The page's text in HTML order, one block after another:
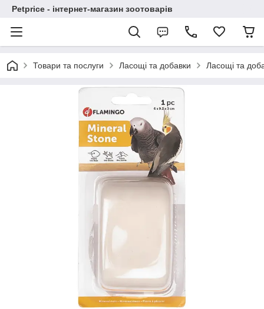
Petprice - інтернет-магазин зоотоварів
Товари та послуги Ласощі та добавки Ласощі та